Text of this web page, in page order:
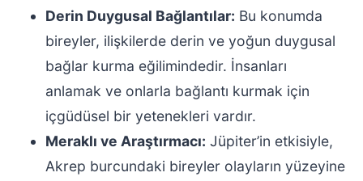
Derin Duygusal Bağlantılar: Bu konumda
bireyler, ilişkilerde derin ve yoğun duygusal
bağlar kurma eğilimindedir. İnsanları
anlamak ve onlarla bağlantı kurmak için
içgüdüsel bir yetenekleri vardır.
Meraklı ve Araştırmacı: Jüpiter’in etkisiyle,
Akrep burcundaki bireyler olayların yüzeyine